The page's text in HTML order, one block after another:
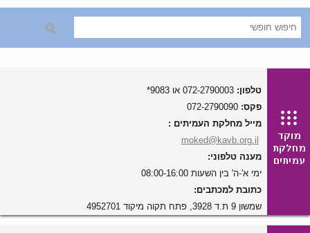
טלפון:
פקס:
מייל מחלקת העמיתים :
moked@kavb.org.il
מענה טלפוני:
ימי א'-ה' בין השעות 08:00-16:00
כתובת למכתבים:
שמשון 9 ת.ד 3928, פתח תקוה מיקוד 4952701